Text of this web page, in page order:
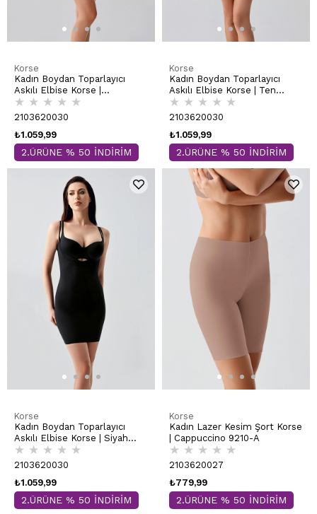
Korse
Kadın Boydan Toparlayıcı
Askılı Elbise Korse |
Cappuccino 9220-A
★ ★ ★ ★ ★
2103620030
₺1.059,99
2.ÜRÜNE % 50 İNDİRİM
Korse
Kadın Boydan Toparlayıcı
Askılı Elbise Korse | Ten
9220-A
★ ★ ★ ★ ★
2103620030
₺1.059,99
2.ÜRÜNE % 50 İNDİRİM
Korse
Kadın Boydan Toparlayıcı
Askılı Elbise Korse | Siyah
9220-A
★ ★ ★ ★ ★
2103620030
₺1.059,99
2.ÜRÜNE % 50 İNDİRİM
Korse
Kadın Lazer Kesim Şort Korse
| Cappuccino 9210-A
★ ★ ★ ★ ★
2103620027
₺779,99
2.ÜRÜNE % 50 İNDİRİM